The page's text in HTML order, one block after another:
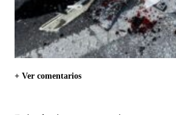
+ Ver comentarios